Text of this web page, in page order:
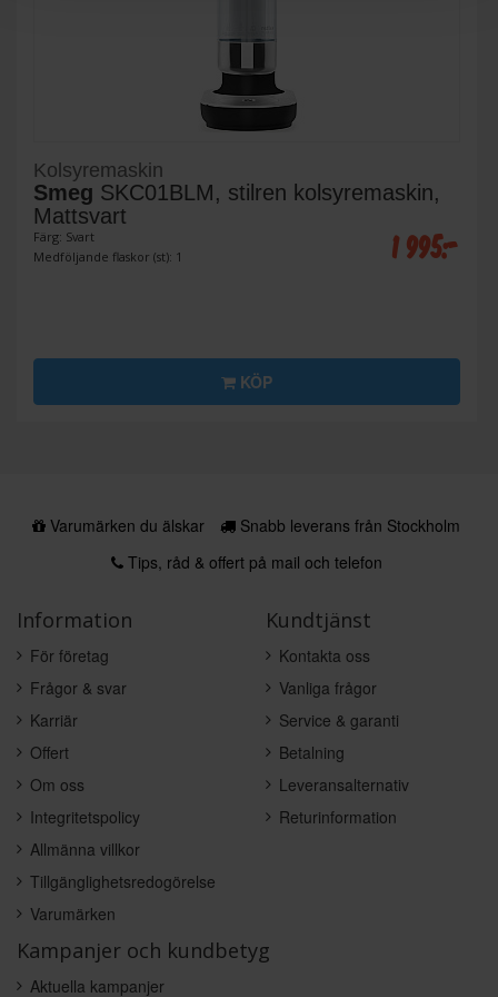
Kolsyremaskin
Smeg SKC01BLM, stilren kolsyremaskin,
Mattsvart
Färg: Svart
Medföljande flaskor (st): 1
1 995:-
KÖP
Varumärken du älskar
Snabb leverans från Stockholm
Tips, råd & offert på mail och telefon
Information
För företag
Frågor & svar
Karriär
Offert
Om oss
Integritetspolicy
Allmänna villkor
Tillgänglighetsredogörelse
Varumärken
Kundtjänst
Kontakta oss
Vanliga frågor
Service & garanti
Betalning
Leveransalternativ
Returinformation
Kampanjer och kundbetyg
Aktuella kampanjer